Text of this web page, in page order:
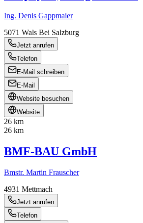
Ing. Denis Gappmaier
5071 Wals Bei Salzburg
Jetzt anrufen
Telefon
E-Mail schreiben
E-Mail
Website besuchen
Website
26 km
26 km
BMF-BAU GmbH
Bmstr. Martin Frauscher
4931 Mettmach
Jetzt anrufen
Telefon